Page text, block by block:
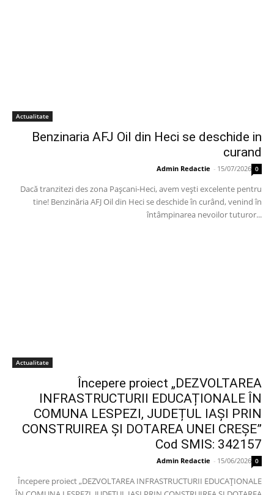
Actualitate
Benzinaria AFJ Oil din Heci se deschide in
curand
Admin Redactie - 15/07/2026 0
Dacă tranzitezi des zona Pașcani-Heci, avem vești excelente pentru
tine! Benzinăria AFJ Oil din Heci se deschide în curând, venind în
întâmpinarea nevoilor tuturor...
Actualitate
Începere proiect „DEZVOLTAREA
INFRASTRUCTURII EDUCAȚIONALE ÎN
COMUNA LESPEZI, JUDEȚUL IAȘI PRIN
CONSTRUIREA ȘI DOTAREA UNEI CREȘE”
Cod SMIS: 342157
Admin Redactie - 15/06/2026 0
Începere proiect „DEZVOLTAREA INFRASTRUCTURII EDUCAȚIONALE